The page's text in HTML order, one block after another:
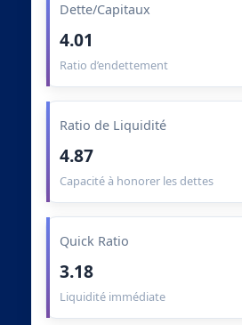
Dette/Capitaux
4.01
Ratio d’endettement
Ratio de Liquidité
4.87
Capacité à honorer les dettes
Quick Ratio
3.18
Liquidité immédiate